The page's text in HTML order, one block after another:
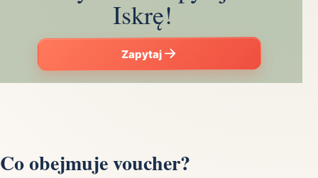
Iskrę!
Zapytaj
Co obejmuje voucher?